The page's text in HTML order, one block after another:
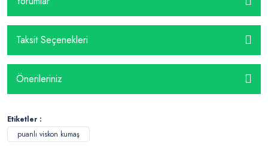
Taksit Seçenekleri
Önerileriniz
Etiketler :
puanlı viskon kumaş